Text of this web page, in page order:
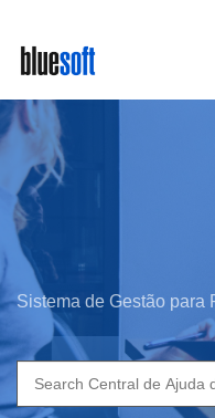
main
content
Sistema de Gestão para
Search
for: